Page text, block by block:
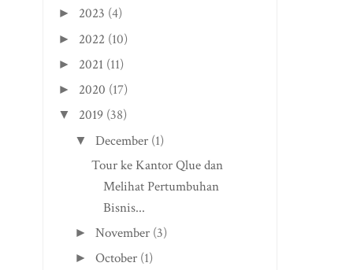
► 2023 (4)
► 2022 (10)
► 2021 (11)
► 2020 (17)
▼ 2019 (38)
▼ December (1)
Tour ke Kantor Qlue dan
Melihat Pertumbuhan
Bisnis...
► November (3)
► October (1)